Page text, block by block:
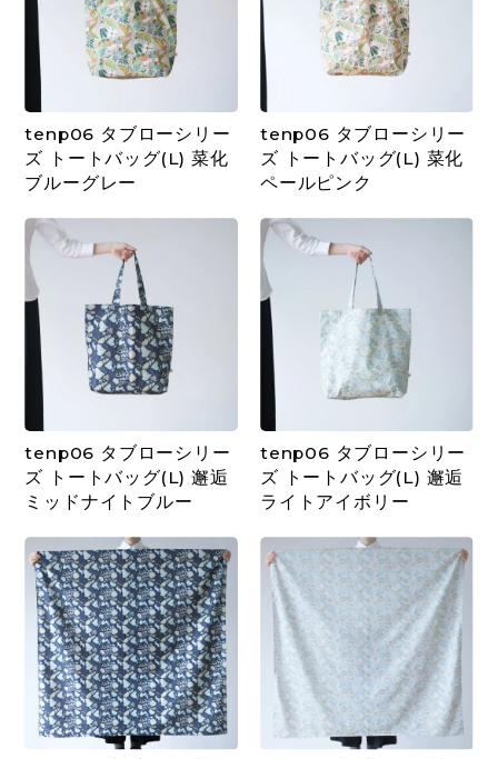
tenp06 タブローシリー
ズ トートバッグ(L) 菜化
ブルーグレー
tenp06 タブローシリー
ズ トートバッグ(L) 菜化
ペールピンク
tenp06 タブローシリー
ズ トートバッグ(L) 邂逅
ミッドナイトブルー
tenp06 タブローシリー
ズ トートバッグ(L) 邂逅
ライトアイボリー